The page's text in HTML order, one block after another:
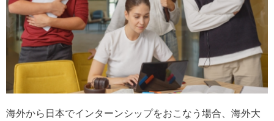
海外から日本でインターンシップをおこなう場合、海外大